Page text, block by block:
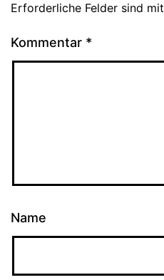
Erforderliche Felder sind mit
Kommentar *
Name